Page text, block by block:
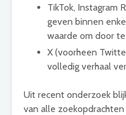
TikTok, Instagram
geven binnen
waarde om door
X (voorheen
volledig verhaal
Uit recent onderzoek
van alle